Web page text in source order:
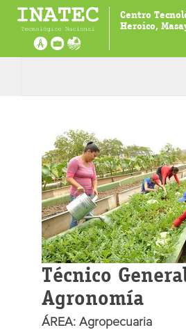
Centro
Heroico,
Técnico
Agronomía
ÁREA: Agropecuaria